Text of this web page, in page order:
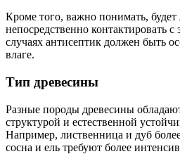
Кроме того, важно понимать, будет
непосредственно контактировать
случаях антисептик должен быть
влаге.
Тип древесины
Разные породы древесины
структурой и естественной
Например, лиственница и дуб
сосна и ель требуют более